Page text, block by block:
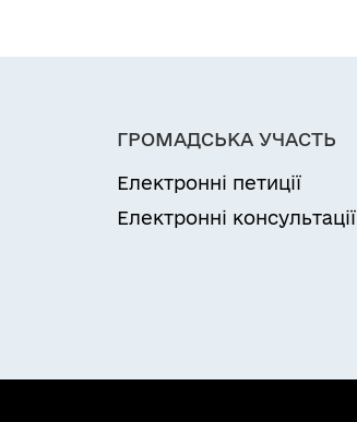
ГРОМАДСЬКА УЧАСТЬ
Електронні петиції
Електронні консультації